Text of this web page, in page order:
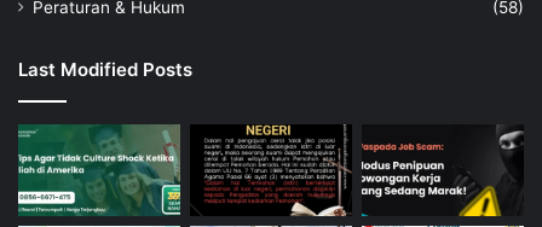
Peraturan & Hukum
(58)
Last Modified Posts